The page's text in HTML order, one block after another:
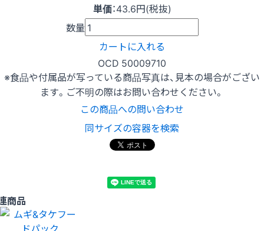
単価：43.6円(税抜)
数量
カートに入れる
OCD 50009710
※食品や付属品が写っている商品写真は、見本の場合がござい
ます。ご不明の際はお問い合わせください。
この商品への問い合わせ
同サイズの容器を検索
商品